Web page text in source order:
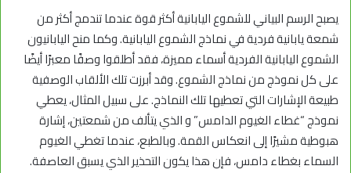
يصبح الرسم البياني للشموع اليابانية أكثر قوة عندما تندمج أكثر من
شمعة يابانية فردية في نماذج الشموع اليابانية. وكما منح اليابانيون
الشموع اليابانية الفردية أسماء مميزة، فقد أطلقوا وصفًا معبرًا أيضًا
على كل نموذج من نماذج الشموع. وقد أبرزت تلك الألقاب الوصفية
طبيعة الإشارات التي تعطيها تلك النماذج. على سبيل المثال، يعطي
نموذج “غطاء الغيوم الدامس” و الذي يتألف من شمعتين، إشارة
هبوطية مشيرًا إلى انعكاس القمة. وبالطبع، عندما تغطي الغيوم
السماء بغطاء دامس، فإن هذا يكون التحذير الذي يسبق العاصفة.